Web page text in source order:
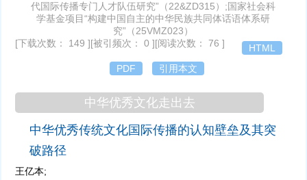
问题回应到系统引领的跃升，在价值取向上完成了从国家
本位向人民本位的深刻延展，在议题特性上直面全球治理
规则制定权失衡引发的结构性利益分歧。做好全球治理倡
议的国际传播，必须把握其与三大全球倡议在功能与价值
上的内在联系和区别。立足比较—演进视角，系统梳理三
大全球倡议在话语叙事、传播主体、分众传播三个方面的
经验，可以在此基础上形成全球治理倡议的差异化传播路
径：以制度性叙事确立规则共建者的话语权威，以多元协
诉求的精细化分众策略实现精准触达，从而为推动全球治
理倡议广泛落地与提升中国全球治理规则塑造能力提供传
代国际传播专门人才队伍研究”（22&ZD315）;国家社会科
学基金项目“构建中国自主的中华民族共同体话语体系研
究”（25VMZ023）
[下载次数： 149 ][被引频次： 0 ][阅读次数： 76 ]
HTML
PDF
引用本文
中华优秀文化走出去
中华优秀传统文化国际传播的认知壁垒及其突
破路径
王亿本;